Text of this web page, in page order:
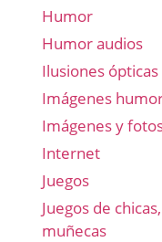
Humor
Humor audios
Ilusiones ópticas
Imágenes
Imágenes y
Internet
Juegos
Juegos de
muñecas